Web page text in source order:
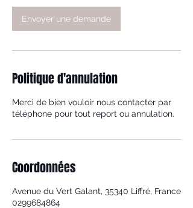
m
i
Envoyer une demande
Politique d'annulation
Merci de bien vouloir nous contacter par
téléphone pour tout report ou annulation.
Coordonnées
Avenue du Vert Galant, 35340 Liffré, France
0299684864